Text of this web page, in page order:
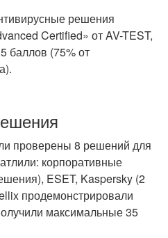
решения
Certified» от AV-TEST,
баллов (75% от
проверены 8 решений для
корпоративные
ESET, Kaspersky (2
продемонстрировали
максимальные 35